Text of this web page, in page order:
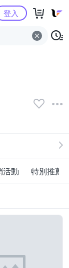
心
登入
活動 特別推薦